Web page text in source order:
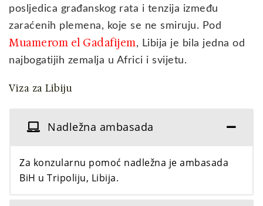
posljedica građanskog rata i tenzija između
zaraćenih plemena, koje se ne smiruju. Pod
Muamerom el Gadafijem, Libija je bila jedna od
najbogatijih zemalja u Africi i svijetu.
Viza za Libiju
Nadležna ambasada
Za konzularnu pomoć nadležna je ambasada
BiH u Tripoliju, Libija.